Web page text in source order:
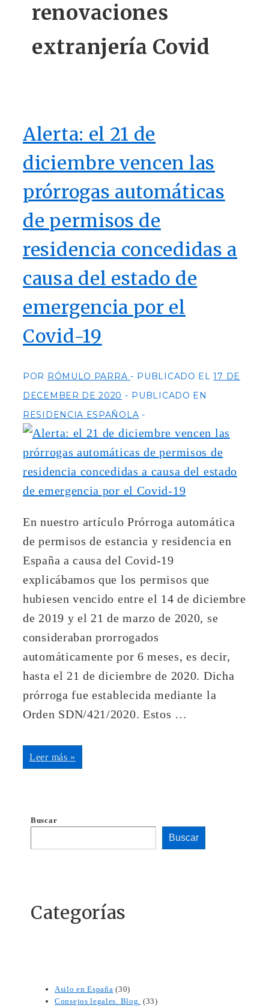
renovaciones
extranjería Covid
Alerta: el 21 de
diciembre vencen las
prórrogas automáticas
de permisos de
residencia concedidas a
causa del estado de
emergencia por el
Covid-19
POR RÓMULO PARRA PUBLICADO EL17 DE
DECEMBER DE 2020
PUBLICADO EN
RESIDENCIA ESPAÑOLA
En nuestro artículo Prórroga automática
de permisos de estancia y residencia en
España a causa del Covid-19
explicábamos que los permisos que
hubiesen vencido entre el 14 de diciembre
de 2019 y el 21 de marzo de 2020, se
consideraban prorrogados
automáticamente por 6 meses, es decir,
hasta el 21 de diciembre de 2020. Dicha
prórroga fue establecida mediante la
Orden SDN/421/2020. Estos …
Leer más »
Buscar
Buscar
Categorías
Asilo en España (30)
Consejos legales. Blog. (33)